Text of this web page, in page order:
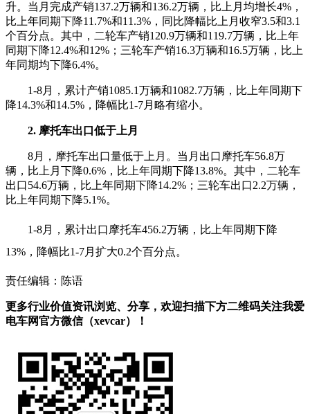
升。当月完成产销137.2万辆和136.2万辆，比上月均增长4%，
比上年同期下降11.7%和11.3%，同比降幅比上月收窄3.5和3.1
个百分点。其中，二轮车产销120.9万辆和119.7万辆，比上年
同期下降12.4%和12%；三轮车产销16.3万辆和16.5万辆，比上
年同期均下降6.4%。
1-8月，累计产销1085.1万辆和1082.7万辆，比上年同期下
降14.3%和14.5%，降幅比1-7月略有缩小。
2. 摩托车出口低于上月
8月，摩托车出口量低于上月。当月出口摩托车56.8万
辆，比上月下降0.6%，比上年同期下降13.8%。其中，二轮车
出口54.6万辆，比上年同期下降14.2%；三轮车出口2.2万辆，
比上年同期下降5.1%。
1-8月，累计出口摩托车456.2万辆，比上年同期下降
13%，降幅比1-7月扩大0.2个百分点。
责任编辑：陈语
更多行业价值资讯浏览、分享，欢迎扫描下方二维码关注我爱
电车网官方微信（xevcar）！